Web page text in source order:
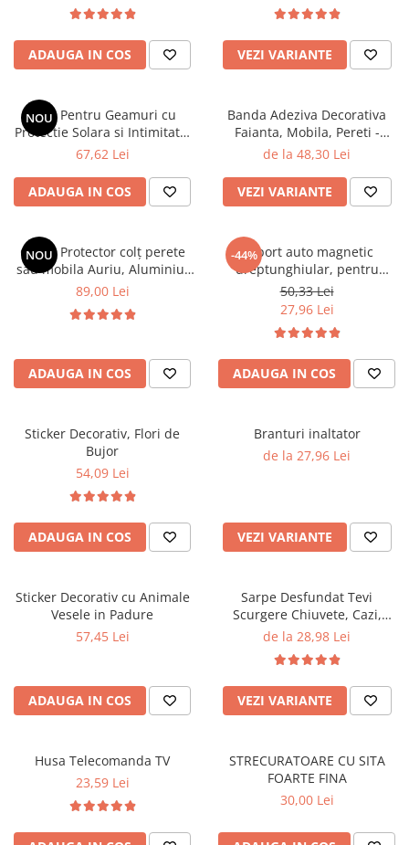
x 138 cm
ADAUGA IN COS VEZI VARIANTE
NOU
Folie Pentru Geamuri cu
Protectie Solara si Intimitate,
cu Efect de Vitraliu, Model
67,62 Lei
ADAUGA IN COS
Banda Adeziva Decorativa
Faianta, Mobila, Pereti -
Rezistenta la Apa, ARGINTIE
de la 48,30 Lei
VEZI VARIANTE
NOU
Gold - Protector colț perete
sau mobila Auriu, Aluminiu,
Autoadeziv, Set 3 bucati,
lungime – MaffStuff®
89,00 Lei
ADAUGA IN COS
-44%
Suport auto magnetic
dreptunghiular, pentru
telefon
50,33 Lei
27,96 Lei
ADAUGA IN COS
Sticker Decorativ, Flori de
Bujor
54,09 Lei
ADAUGA IN COS
Branturi inaltator
de la 27,96 Lei
VEZI VARIANTE
Sticker Decorativ cu Animale
Vesele in Padure
57,45 Lei
ADAUGA IN COS
Sarpe Desfundat Tevi
Scurgere Chiuvete, Cazi,
Cabine de Dus, WC, Sifon
de Scurgere, cu Sistem
Mecanic din Otel, Flexibil
de la 28,98 Lei
VEZI VARIANTE
Husa Telecomanda TV
23,59 Lei
STRECURATOARE CU SITA
FOARTE FINA
30,00 Lei